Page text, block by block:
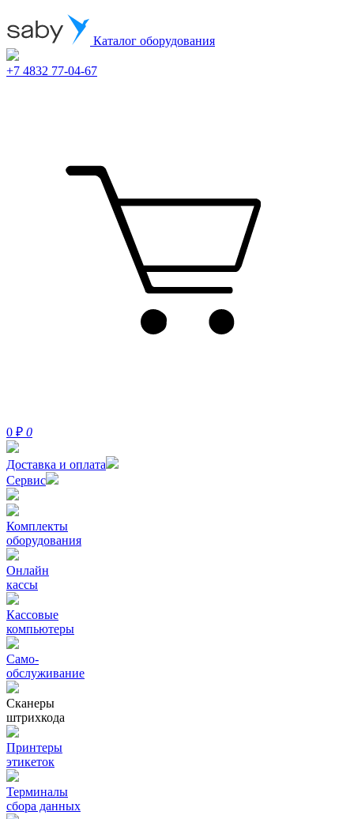
Каталог оборудования
+7 4832 77-04-67
0 ₽ 0
Доставка и оплата
Сервис
Комплекты
оборудования
Онлайн
кассы
Кассовые
компьютеры
Само-
обслуживание
Сканеры
штрихкода
Принтеры
этикеток
Терминалы
сбора данных